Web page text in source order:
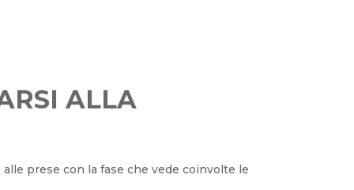
ALLA
prese con la fase che vede coinvolte le